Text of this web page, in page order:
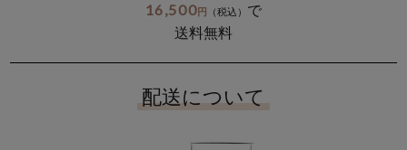
16,500円 （税込） で
送料無料
配送について